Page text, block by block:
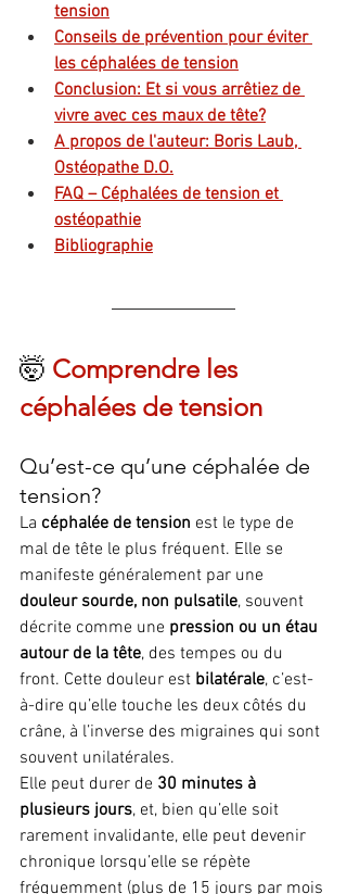
tension
Conseils de prévention pour éviter
les céphalées de tension
Conclusion: Et si vous arrêtiez de
vivre avec ces maux de tête?
A propos de l'auteur: Boris Laub,
Ostéopathe D.O.
FAQ – Céphalées de tension et
ostéopathie
Bibliographie
🤯 Comprendre les
céphalées de tension
Qu’est-ce qu’une céphalée de
tension?
La céphalée de tension est le type de
mal de tête le plus fréquent. Elle se
manifeste généralement par une
douleur sourde, non pulsatile, souvent
décrite comme une pression ou un étau
autour de la tête, des tempes ou du
front. Cette douleur est bilatérale, c’est-
à-dire qu’elle touche les deux côtés du
crâne, à l’inverse des migraines qui sont
souvent unilatérales.
Elle peut durer de 30 minutes à
plusieurs jours, et, bien qu’elle soit
rarement invalidante, elle peut devenir
chronique lorsqu’elle se répète
fréquemment (plus de 15 jours par mois